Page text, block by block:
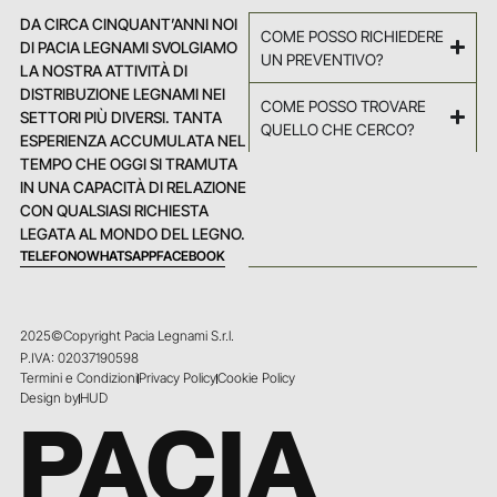
DA CIRCA CINQUANT’ANNI NOI
DI PACIA LEGNAMI SVOLGIAMO
LA NOSTRA ATTIVITÀ DI
DISTRIBUZIONE LEGNAMI NEI
SETTORI PIÙ DIVERSI. TANTA
ESPERIENZA ACCUMULATA NEL
TEMPO CHE OGGI SI TRAMUTA
IN UNA CAPACITÀ DI RELAZIONE
CON QUALSIASI RICHIESTA
LEGATA AL MONDO DEL LEGNO.
TELEFONOWHATSAPPFACEBOOK
COME POSSO RICHIEDERE
UN PREVENTIVO?
COME POSSO TROVARE
QUELLO CHE CERCO?
2025©Copyright Pacia Legnami S.r.l.
P.IVA: 02037190598
Termini e CondizioniPrivacy PolicyCookie Policy
Design byHUD
PACIA